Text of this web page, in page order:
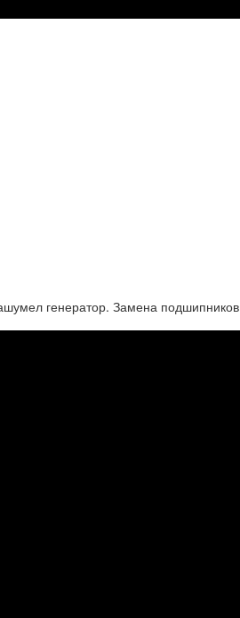
генератор. Замена подшипников